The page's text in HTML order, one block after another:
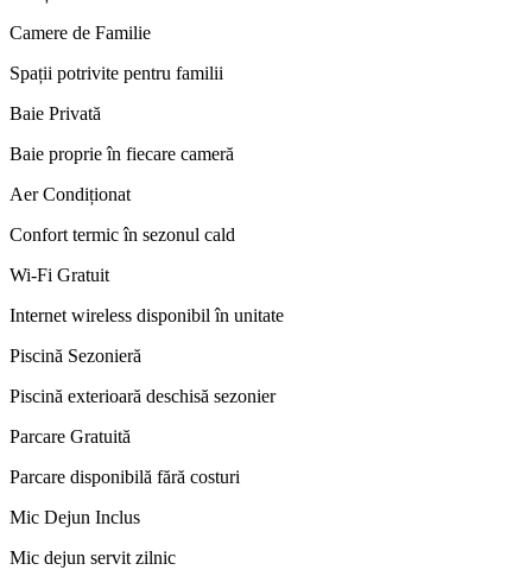
Camere de Familie
Spații potrivite pentru familii
Baie Privată
Baie proprie în fiecare cameră
Aer Condiționat
Confort termic în sezonul cald
Wi‑Fi Gratuit
Internet wireless disponibil în unitate
Piscină Sezonieră
Piscină exterioară deschisă sezonier
Parcare Gratuită
Parcare disponibilă fără costuri
Mic Dejun Inclus
Mic dejun servit zilnic